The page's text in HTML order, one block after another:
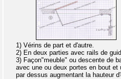
1) Vérins de part et d'autre.
2) En deux parties avec rails de
3) Façon"meuble" ou descente de
avec une ou deux portes en bout
par dessus augmentant la hauteur